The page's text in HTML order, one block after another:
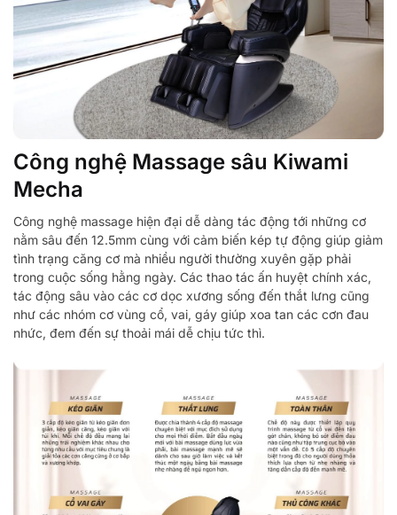
Công nghệ Massage sâu Kiwami
Mecha
Công nghệ massage hiện đại dễ dàng tác động tới những cơ
nằm sâu đến 12.5mm cùng với cảm biến kép tự động giúp giảm
tình trạng căng cơ mà nhiều người thường xuyên gặp phải
trong cuộc sống hằng ngày. Các thao tác ấn huyệt chính xác,
tác động sâu vào các cơ dọc xương sống đến thắt lưng cũng
như các nhóm cơ vùng cổ, vai, gáy giúp xoa tan các cơn đau
nhức, đem đến sự thoải mái dễ chịu tức thì.